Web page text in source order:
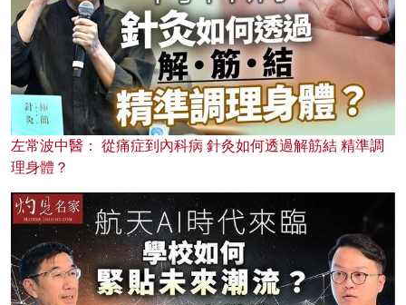
左常波中醫： 從痛症到內科病 針灸如何透過解筋結 精準調
理身體？